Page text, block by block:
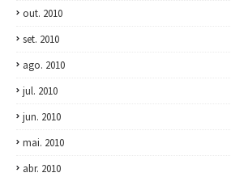
out. 2010
set. 2010
ago. 2010
jul. 2010
jun. 2010
mai. 2010
abr. 2010